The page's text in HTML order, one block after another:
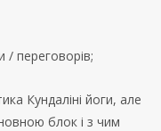
/ переговорів;
Кундаліні йоги, але
блок і з чим